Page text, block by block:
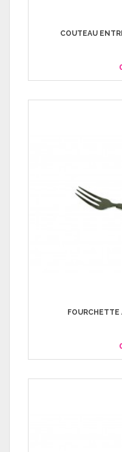
COUTEAU